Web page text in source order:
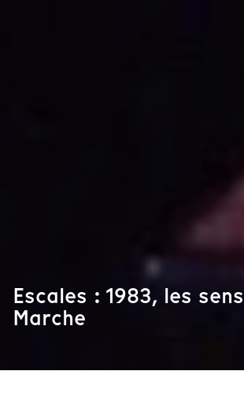
Escales : 1983, les
Marche